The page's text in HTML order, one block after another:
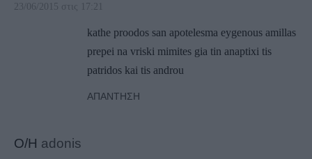
23/06/2015 στις 17:21
kathe proodos san apotelesma eygenous amillas
prepei na vriski mimites gia tin anaptixi tis
patridos kai tis androu
ΑΠΆΝΤΗΣΗ
Ο/Η adonis